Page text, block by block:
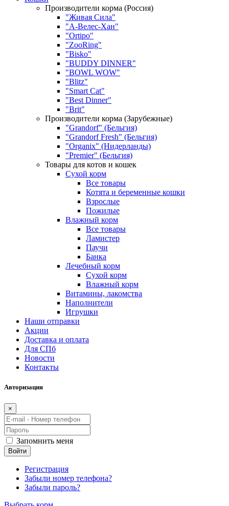
Производители корма (Россия)
"Живая Сила"
"А-Велес-Хан"
"Ortipo"
"ZooRing"
"Bisko"
"BUDDY DINNER"
"BOWL WOW"
"Blitz"
"Smart Cat"
"Best Dinner"
"Brit"
Производители корма (Зарубежные)
"Grandorf" (Бельгия)
"Grandorf Fresh" (Бельгия)
"Organix" (Нидерланды)
"Premier" (Бельгия)
Товары для котов и кошек
Сухой корм
Все товары
Котята и беременные кошки
Взрослые
Пожилые
Влажный корм
Все товары
Ламистер
Паучи
Банка
Лечебный корм
Сухой корм
Влажный корм
Витамины, лакомства
Наполнители
Игрушки
Наши отправки
Акции
Доставка и оплата
Для СПб
Новости
Контакты
Авторизация
×
Запомнить меня
Войти
Регистрация
Забыли номер телефона?
Забыли пароль?